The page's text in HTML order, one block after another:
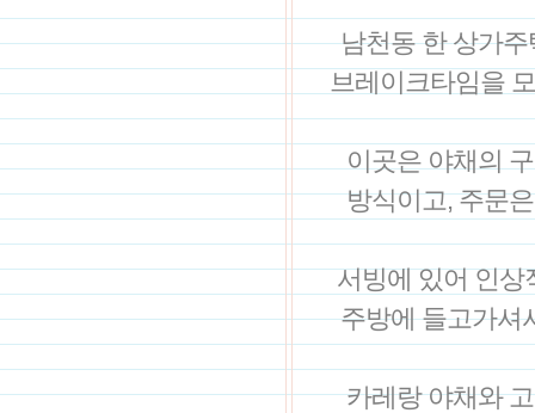
남천동 한 상가
브레이크타임을
이곳은 야채의
방식이고, 주문
서빙에 있어 인상
주방에 들고가셔
카레랑 야채와